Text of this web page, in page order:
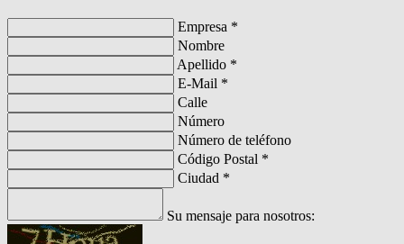
Empresa *
Nombre
Apellido *
E-Mail *
Calle
Número
Número de teléfono
Código Postal *
Ciudad *
Su mensaje para nosotros: